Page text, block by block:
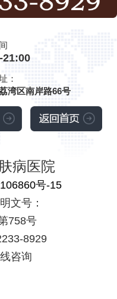
21:00
：
湾区南岸路66号
病医院
号-15
文号：
758号
8929
咨询